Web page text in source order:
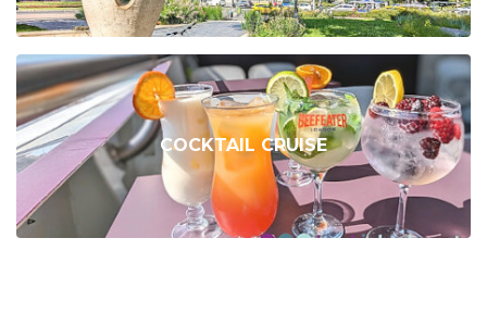
COCKTAIL CRUISE